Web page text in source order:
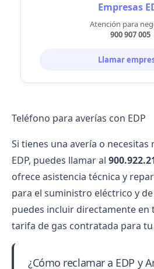
Empresas
Atención para
900 907 005
Llamar
Teléfono para averías con EDP
Si tienes una avería o
EDP, puedes llamar al
ofrece asistencia técnica y
para el suministro eléctrico y
puedes incluir directamente en
tarifa de gas contratada para
¿Cómo reclamar a EDP y